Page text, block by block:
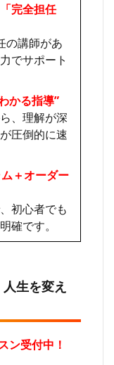
完全担任
の講師があ
でサポート
かる指導”
、理解が深
圧倒的に速
＋オーダー
初心者でも
確です。
生を変え
ン受付中！